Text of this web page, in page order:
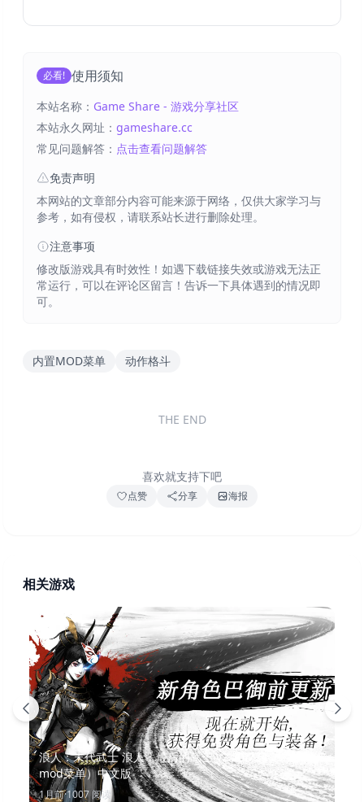
必看! 使用须知
本站名称： Game Share - 游戏分享社区
本站永久网址： gameshare.cc
常见问题解答： 点击查看问题解答
免责声明
本网站的文章部分内容可能来源于网络，仅供大家学习与
参考，如有侵权，请联系站长进行删除处理。
注意事项
修改版游戏具有时效性！如遇下载链接失效或游戏无法正
常运行，可以在评论区留言！告诉一下具体遇到的情况即
可。
内置MOD菜单 动作格斗
THE END
喜欢就支持下吧
点赞 分享 海报
相关游戏
浪人：末代武士 浪人：最后的武士 v2.20.773（内置
mod菜单）中文版
1月前·1007阅读